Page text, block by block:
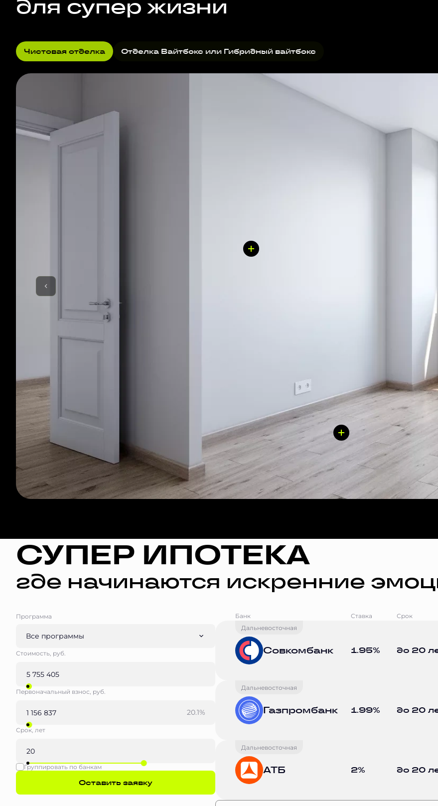
для супер жизни
Чистовая отделка Отделка Вайтбокс или Гибридный вайтбокс
СУПЕР ИПОТЕКА
где начинаются искренние
Программа
Все программы
Стоимость, руб.
Первоначальный взнос, руб.
20.1%
Срок, лет
Группировать по банкам
Оставить заявку
Банк Ставка Срок
Дальневосточная
Совкомбанк 1.95% до 20
Дальневосточная
Газпромбанк 1.99% до 20
Дальневосточная
АТБ 2% до 20